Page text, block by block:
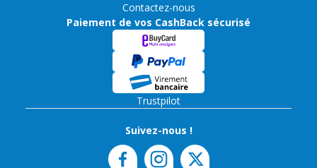
Contactez-nous
Paiement de vos CashBack sécurisé
Trustpilot
Suivez-nous !